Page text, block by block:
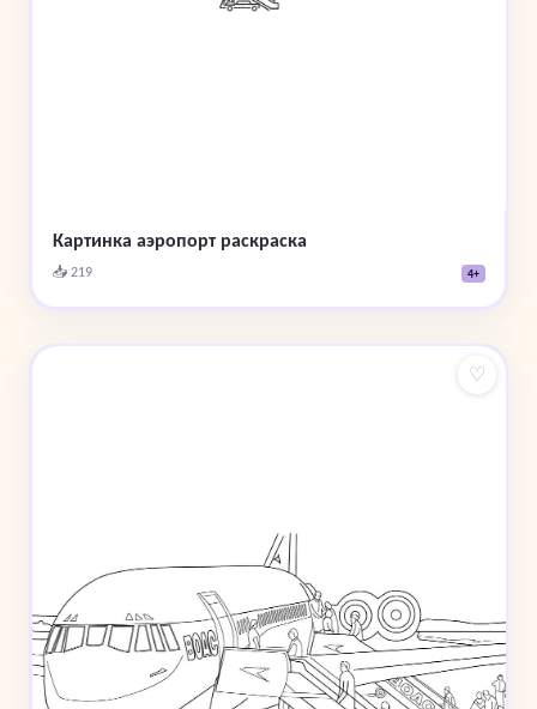
Картинка аэропорт раскраска
📥 219 4+
♡